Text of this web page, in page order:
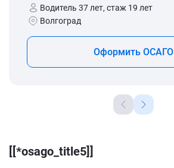
Водитель 37 лет, стаж 19 лет
Волгоград
Оформить ОСАГО
[[*osago_title5]]